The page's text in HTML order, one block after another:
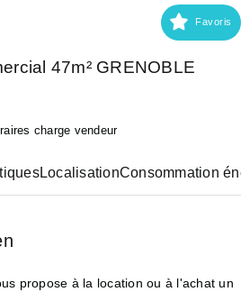
Favoris
47m² GRENOBLE
charge vendeur
LocalisationConsommation
propose à la location ou à l'achat un